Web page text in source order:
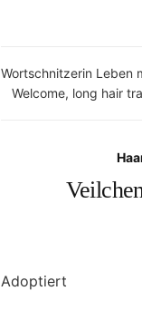
Wortschnitzerin Leben
Welcome, long hair
Adoptiert